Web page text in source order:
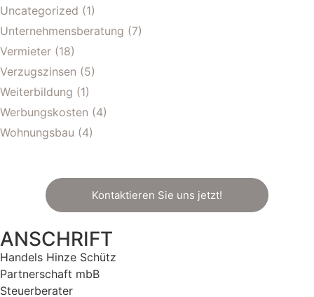
Uncategorized (1)
Unternehmensberatung (7)
Vermieter (18)
Verzugszinsen (5)
Weiterbildung (1)
Werbungskosten (4)
Wohnungsbau (4)
Kontaktieren Sie uns jetzt!
ANSCHRIFT
Handels Hinze Schütz
Partnerschaft mbB
Steuerberater